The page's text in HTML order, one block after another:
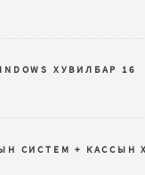
ХУВИЛБАР 16
СИСТЕМ + КАССЫН